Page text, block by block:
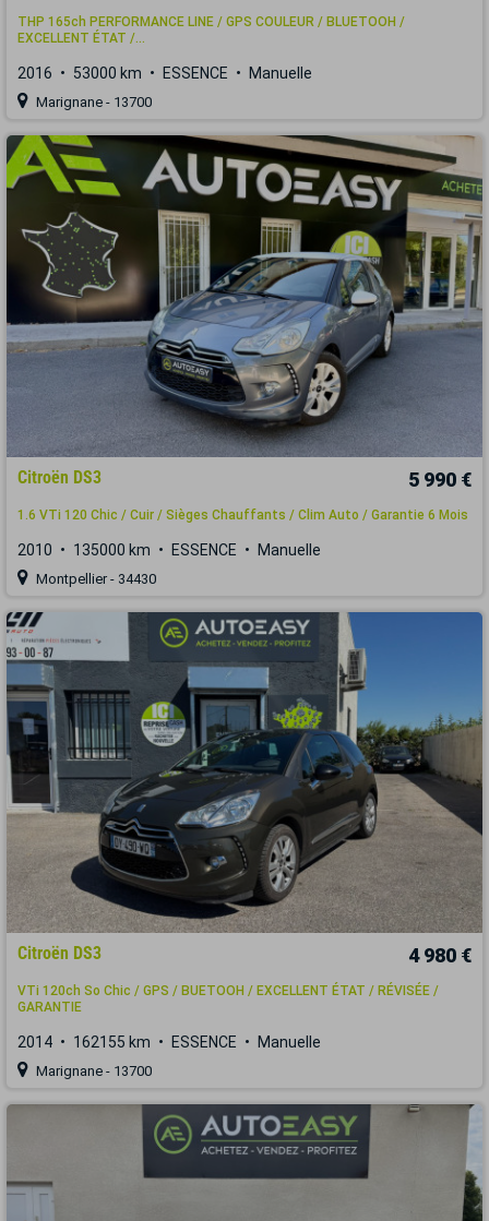
THP 165ch PERFORMANCE LINE / GPS COULEUR / BLUETOOH /
EXCELLENT ÉTAT /...
2016 53000 km ESSENCE Manuelle
Marignane - 13700
Citroën DS3 5 990 €
1.6 VTi 120 Chic / Cuir / Sièges Chauffants / Clim Auto / Garantie 6 Mois
2010 135000 km ESSENCE Manuelle
Montpellier - 34430
Citroën DS3 4 980 €
VTi 120ch So Chic / GPS / BUETOOH / EXCELLENT ÉTAT / RÉVISÉE /
GARANTIE
2014 162155 km ESSENCE Manuelle
Marignane - 13700